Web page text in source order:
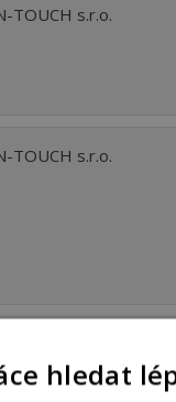
TOUCH s.r.o.
TOUCH s.r.o.
hledat